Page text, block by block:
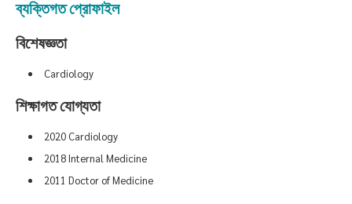
ব্যক্তিগত প্রোফাইল
বিশেষজ্ঞতা
Cardiology
শিক্ষাগত যোগ্যতা
2020 Cardiology
2018 Internal Medicine
2011 Doctor of Medicine